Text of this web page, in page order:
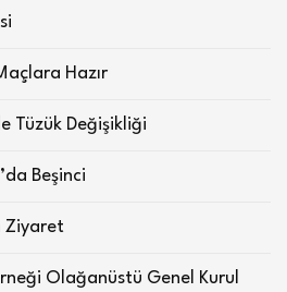
Hazır
Tüzük Değişikliği
Beşinci
Ziyaret
Olağanüstü Genel Kurul